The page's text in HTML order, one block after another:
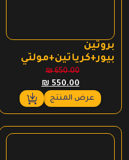
بروتين
بيور+كرياتين+مولتي
فيتامين بيوتيك
₪650.00
السعر
الأصلي
هو:
₪ 650.00.
₪550.00
الحالي
هو:
₪ 550.00.
عرض المنتج